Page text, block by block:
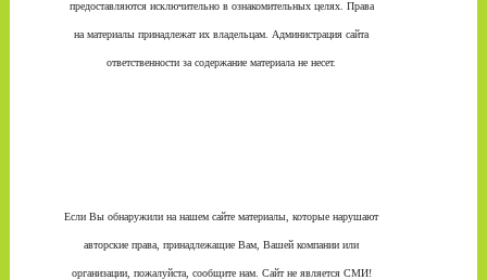
предоставляются исключительно в ознакомительных целях. Права
на материалы принадлежат их владельцам. Администрация сайта
ответственности за содержание материала не несет.
Если Вы обнаружили на нашем сайте материалы, которые нарушают
авторские права, принадлежащие Вам, Вашей компании или
организации, пожалуйста, сообщите нам. Сайт не является СМИ!